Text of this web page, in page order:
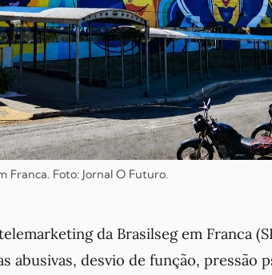
Franca. Foto: Jornal O Futuro.
da Brasilseg em Franca
abusivas, desvio de função, pressão